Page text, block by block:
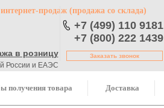
продаж(продажа со склада)
в розницу
России и ЕАЭС
+7 (499) 110 9181
+7 (800) 222 1439
Заказать звонок
получения товара Доставка